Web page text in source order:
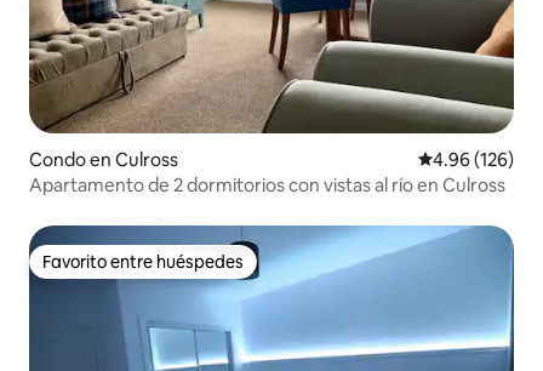
Condo en Culross Calificación
4.96 (126)
Apartamento de 2 dormitorios con vistas al río en Culross
Favorito entre huéspedes
Favorito entre huéspedes